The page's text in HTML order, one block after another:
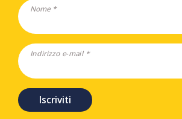
Nome *
Indirizzo e-mail *
Iscriviti